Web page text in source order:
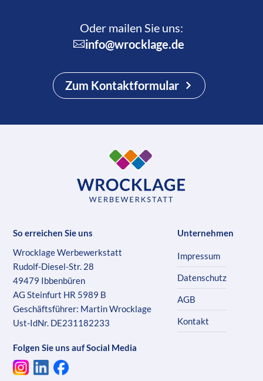
Oder mailen Sie uns:
info@wrocklage.de
Zum Kontaktformular
So erreichen Sie uns
Wrocklage Werbewerkstatt
Rudolf-Diesel-Str. 28
49479 Ibbenbüren
AG Steinfurt HR 5989 B
Geschäftsführer: Martin Wrocklage
Ust-IdNr. DE231182233
Folgen Sie uns auf Social Media
Unternehmen
Impressum
Datenschutz
AGB
Kontakt